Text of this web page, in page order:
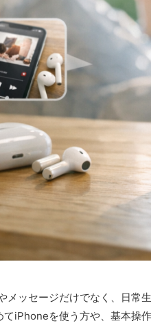
メッセージだけでなく、日常
てiPhoneを使う方や、基本操